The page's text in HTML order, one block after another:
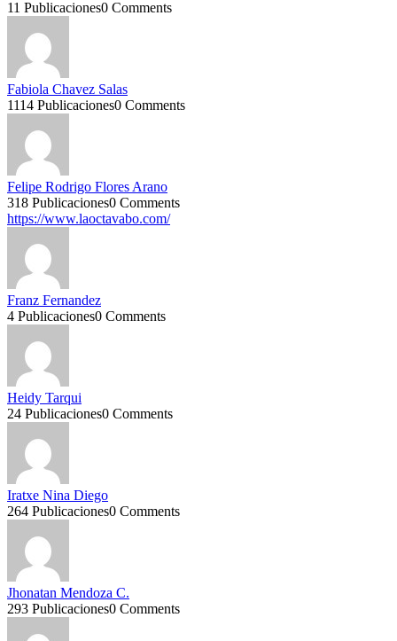
11 Publicaciones0 Comments
Fabiola Chavez Salas
1114 Publicaciones0 Comments
Felipe Rodrigo Flores Arano
318 Publicaciones0 Comments
https://www.laoctavabo.com/
Franz Fernandez
4 Publicaciones0 Comments
Heidy Tarqui
24 Publicaciones0 Comments
Iratxe Nina Diego
264 Publicaciones0 Comments
Jhonatan Mendoza C.
293 Publicaciones0 Comments